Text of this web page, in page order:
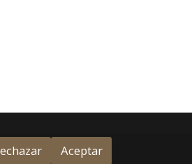
Aceptar